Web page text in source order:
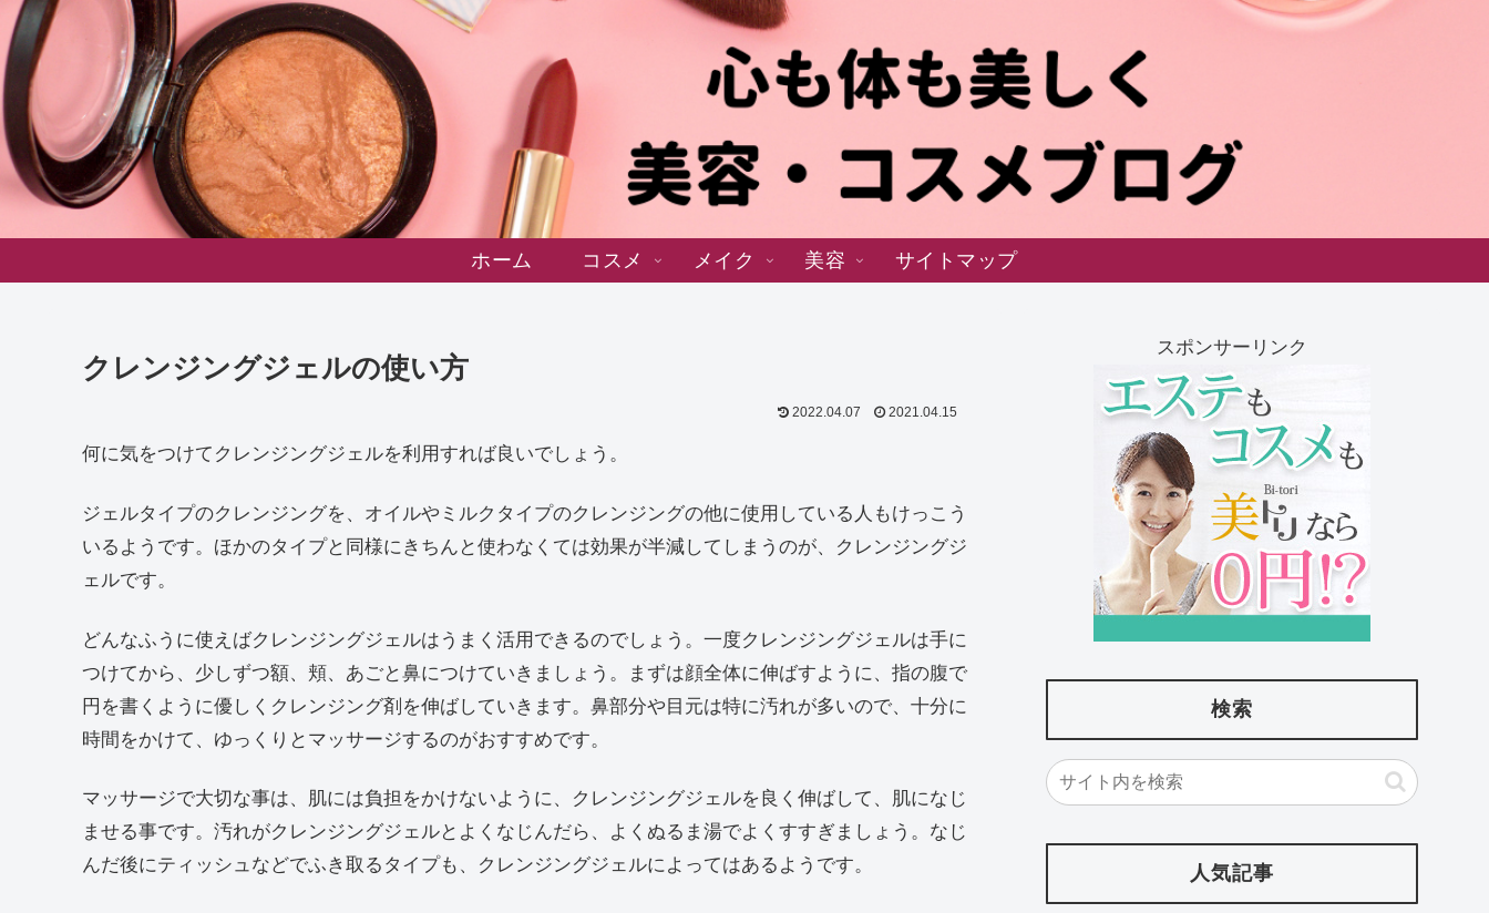
ホーム コスメ メイク 美容 サイトマップ
クレンジングジェルの使い方
2022.04.07 2021.04.15
何に気をつけてクレンジングジェルを利用すれば良いでしょう。
ジェルタイプのクレンジングを、オイルやミルクタイプのクレンジングの他に使用している人もけっこう
いるようです。ほかのタイプと同様にきちんと使わなくては効果が半減してしまうのが、クレンジングジ
ェルです。
どんなふうに使えばクレンジングジェルはうまく活用できるのでしょう。一度クレンジングジェルは手に
つけてから、少しずつ額、頬、あごと鼻につけていきましょう。まずは顔全体に伸ばすように、指の腹で
円を書くように優しくクレンジング剤を伸ばしていきます。鼻部分や目元は特に汚れが多いので、十分に
時間をかけて、ゆっくりとマッサージするのがおすすめです。
マッサージで大切な事は、肌には負担をかけないように、クレンジングジェルを良く伸ばして、肌になじ
ませる事です。汚れがクレンジングジェルとよくなじんだら、よくぬるま湯でよくすすぎましょう。なじ
んだ後にティッシュなどでふき取るタイプも、クレンジングジェルによってはあるようです。
スポンサーリンク
検索
人気記事